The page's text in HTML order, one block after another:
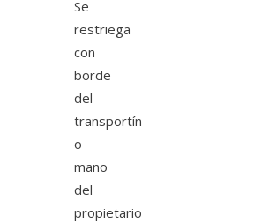
Se
restriega
con
borde
del
transportín
o
mano
del
propietario